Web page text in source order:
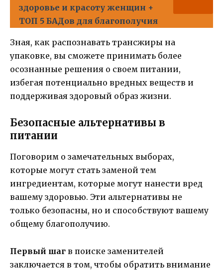
здоровье и красоту женщин +
ТОП 5 БАДов для благополучия
Зная, как распознавать трансжиры на
упаковке, вы сможете принимать более
осознанные решения о своем питании,
избегая потенциально вредных веществ и
поддерживая здоровый образ жизни.
Безопасные альтернативы в
питании
Поговорим о замечательных выборах,
которые могут стать заменой тем
ингредиентам, которые могут нанести вред
вашему здоровью. Эти альтернативы не
только безопасны, но и способствуют вашему
общему благополучию.
Первый шаг в поиске заменителей
заключается в том, чтобы обратить внимание